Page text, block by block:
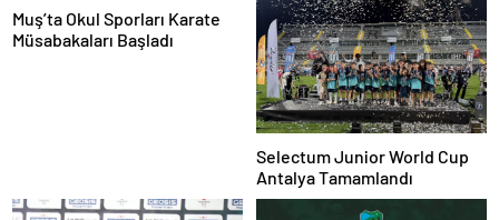
Muş’ta Okul Sporları Karate
Müsabakaları Başladı
Selectum Junior World Cup
Antalya Tamamlandı